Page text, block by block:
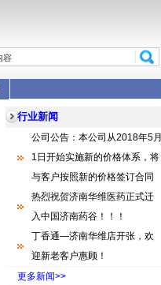
行业新闻
公司公告：本公司从2018年5月
1日开始实施新的价格体系，将
与客户按照新的价格签订合同
热烈祝贺济南华维医药正式迁
入中国济南药谷！！！
丁香通—济南华维店开张，欢
迎新老客户惠顾！
更多新闻>>